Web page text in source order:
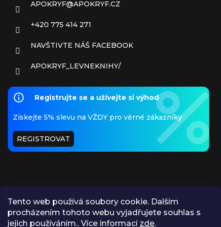
Tento web používá soubory cookie. Dalším
procházením tohoto webu vyjadřujete souhlas s
jejich používáním.. Více informací zde.
APOKRYF@APOKRYF.CZ
+420 775 414 271
NAVŠTIVTE NÁŠ FACEBOOK
APOKRYF_LEVNEKNIHY/
Registrujte se a užívejte si výhod
Získejte 5% slevu na VŽDY pro věrné zákazníky
REGISTROVAT
PŘIJÍMÁME ONLINE PLATBY